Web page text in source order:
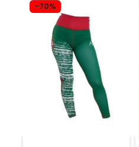
-70%